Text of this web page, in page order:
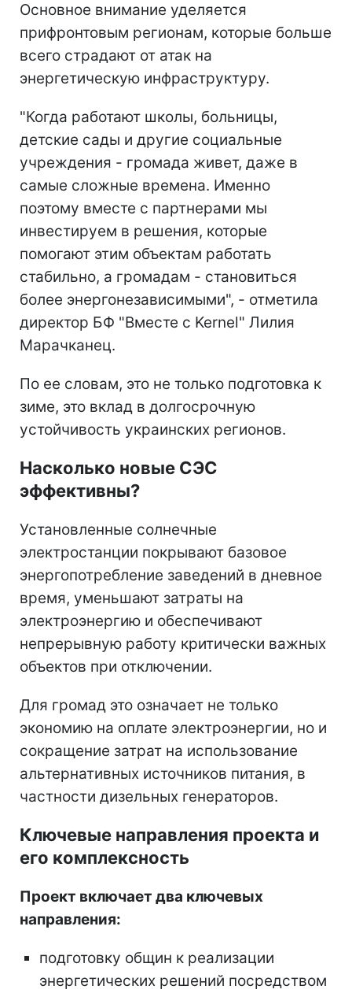
Основное внимание уделяется
прифронтовым регионам, которые больше
всего страдают от атак на
энергетическую инфраструктуру.
"Когда работают школы, больницы,
детские сады и другие социальные
учреждения - громада живет, даже в
самые сложные времена. Именно
поэтому вместе с партнерами мы
инвестируем в решения, которые
помогают этим объектам работать
стабильно, а громадам - становиться
более энергонезависимыми", - отметила
директор БФ "Вместе с Kernel" Лилия
Марачканец.
По ее словам, это не только подготовка к
зиме, это вклад в долгосрочную
устойчивость украинских регионов.
Насколько новые СЭС
эффективны?
Установленные солнечные
электростанции покрывают базовое
энергопотребление заведений в дневное
время, уменьшают затраты на
электроэнергию и обеспечивают
непрерывную работу критически важных
объектов при отключении.
Для громад это означает не только
экономию на оплате электроэнергии, но и
сокращение затрат на использование
альтернативных источников питания, в
частности дизельных генераторов.
Ключевые направления проекта и
его комплексность
Проект включает два ключевых
направления:
подготовку общин к реализации
энергетических решений посредством